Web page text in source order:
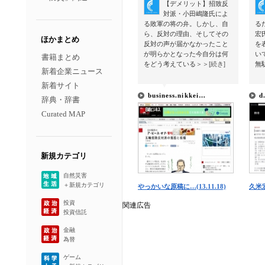
【デメリット】招致反
対派・小田嶋隆氏によ
る敗軍の将の弁。しかし、自
ら、反対の理由、そしてその
反対の声が届かなかったこと
が明らかとなった今自分は何
をどう考えている ＞＞[続き]
business.nikkei…
やっかいな原稿に…(13.11.18)
る
宏
を
い
無
久米
関連広告
ほかまとめ
書籍まとめ
新着企業ニュース
新着サイト
辞典・辞書
Curated MAP
新規カテゴリ
自然災害
＋新規カテゴリ
投資
投資信託
金融
為替
ゲーム